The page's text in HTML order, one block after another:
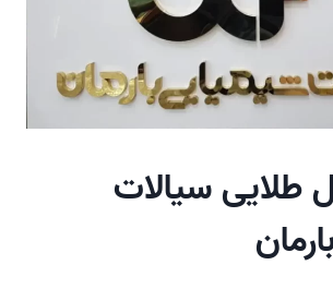
طلایی سیالات